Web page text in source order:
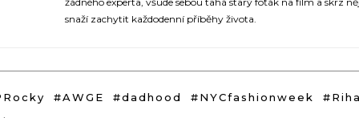
snaží zachytit každodenní příběhy života.
#AWGE #dadhood #NYCfashionweek